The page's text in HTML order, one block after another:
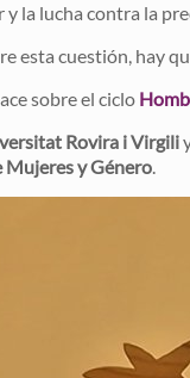
la lucha contra la
esta cuestión, hay
sobre el ciclo
Rovira i Virgili
y Género.